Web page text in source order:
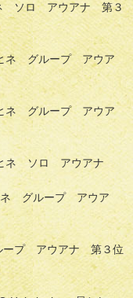
ソロ アウアナ 第３
ネ グループ アウア
ネ グループ アウア
ヒネ ソロ アウアナ
プ アウア
プ アウアナ 第３位